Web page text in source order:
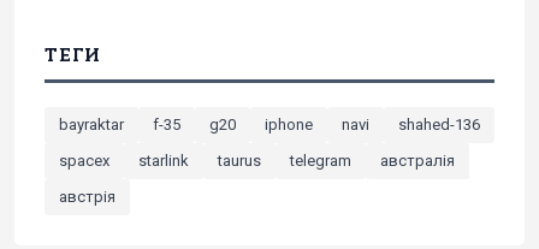
ТЕГИ
bayraktar f-35 g20 iphone navi
shahed-136
spacex
starlink taurus telegram
австралія
австрія